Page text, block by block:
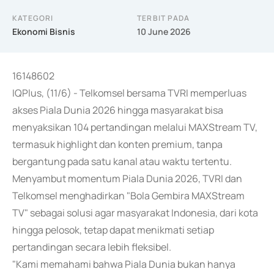
KATEGORI
Ekonomi Bisnis
TERBIT PADA
10 June 2026
16148602
IQPlus, (11/6) - Telkomsel bersama TVRI memperluas
akses Piala Dunia 2026 hingga masyarakat bisa
menyaksikan 104 pertandingan melalui MAXStream TV,
termasuk highlight dan konten premium, tanpa
bergantung pada satu kanal atau waktu tertentu.
Menyambut momentum Piala Dunia 2026, TVRI dan
Telkomsel menghadirkan "Bola Gembira MAXStream
TV" sebagai solusi agar masyarakat Indonesia, dari kota
hingga pelosok, tetap dapat menikmati setiap
pertandingan secara lebih fleksibel.
"Kami memahami bahwa Piala Dunia bukan hanya